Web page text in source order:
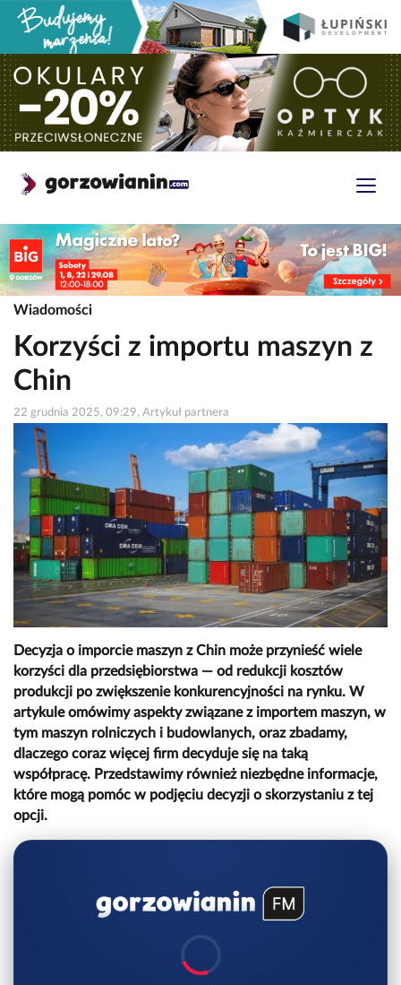
Wiadomości
Korzyści z importu maszyn z
Chin
22 grudnia 2025, 09:29, Artykuł partnera
Decyzja o imporcie maszyn z Chin może przynieść wiele
korzyści dla przedsiębiorstwa — od redukcji kosztów
produkcji po zwiększenie konkurencyjności na rynku. W
artykule omówimy aspekty związane z importem maszyn, w
tym maszyn rolniczych i budowlanych, oraz zbadamy,
dlaczego coraz więcej firm decyduje się na taką
współpracę. Przedstawimy również niezbędne informacje,
które mogą pomóc w podjęciu decyzji o skorzystaniu z tej
opcji.